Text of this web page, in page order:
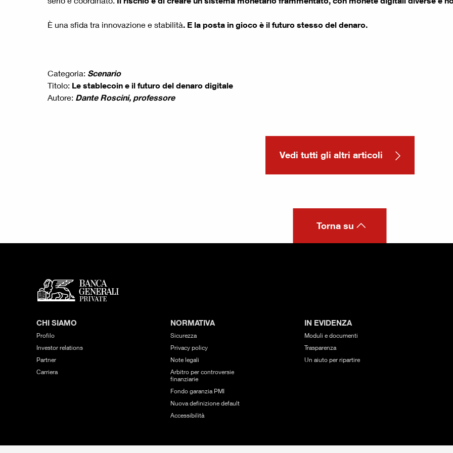
È una sfida tra innovazione e stabilità. E la posta in gioco è il futuro stesso del denaro.
Categoria: Scenario
Titolo: Le stablecoin e il futuro del denaro digitale
Autore: Dante Roscini, professore
Vedi tutti gli altri articoli
Torna su
CHI SIAMO
Profilo
Investor relations
Partner
Carriera
NORMATIVA
Sicurezza
Privacy policy
Note legali
Arbitro per controversie
finanziarie
Fondo garanzia PMI
Nuova definizione default
Accessibilità
IN EVIDENZA
Moduli e documenti
Trasparenza
Un aiuto per ripartire